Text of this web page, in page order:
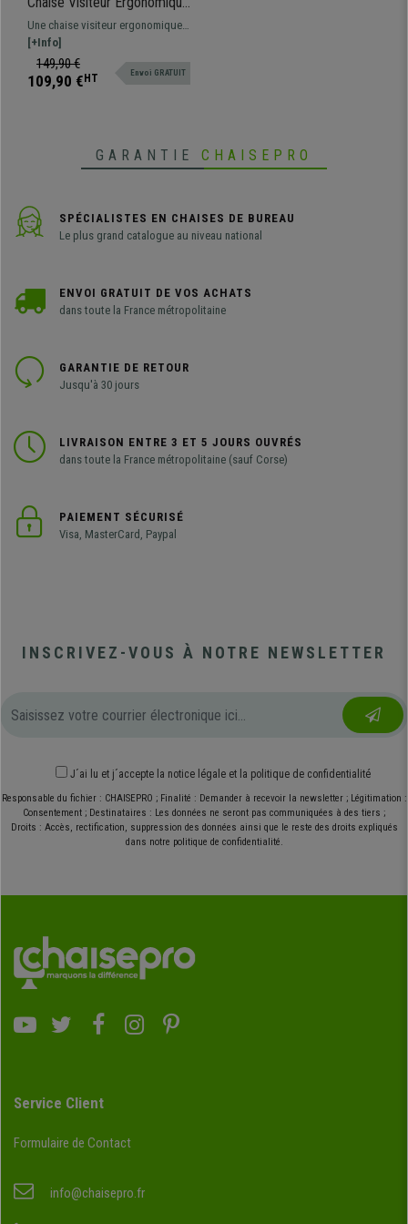
SUPRA V, Support
Lombaire, Accoudoirs
Réglables, Piétement
Métallique, Noir
Une chaise visiteur ergonomique
avec support lombaire, piètement
en luge, accoudoirs réglables.
[+Info]
149,90 €
109,90 € HT Envoi GRATUIT
GARANTIE CHAISEPRO
SPÉCIALISTES EN CHAISES DE BUREAU
Le plus grand catalogue au niveau national
ENVOI GRATUIT DE VOS ACHATS
dans toute la France métropolitaine
GARANTIE DE RETOUR
Jusqu'à 30 jours
LIVRAISON ENTRE 3 ET 5 JOURS OUVRÉS
dans toute la France métropolitaine (sauf Corse)
PAIEMENT SÉCURISÉ
Visa, MasterCard, Paypal
INSCRIVEZ-VOUS À NOTRE NEWSLETTER
J´ai lu et j´accepte la notice légale et la politique de confidentialité
Responsable du fichier : CHAISEPRO ; Finalité : Demander à recevoir la newsletter ; Légitimation :
Consentement ; Destinataires : Les données ne seront pas communiquées à des tiers ;
Droits : Accès, rectification, suppression des données ainsi que le reste des droits expliqués
dans notre politique de confidentialité.
Service Client
Formulaire de Contact
info@chaisepro.fr